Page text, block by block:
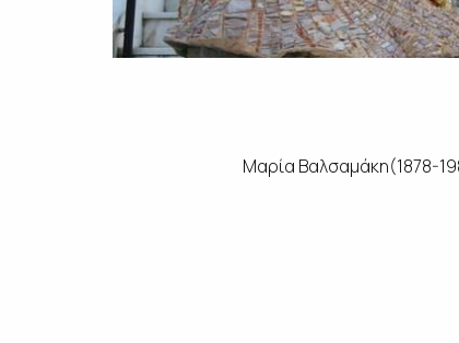
Μαρία Βαλσαμάκη(1878-